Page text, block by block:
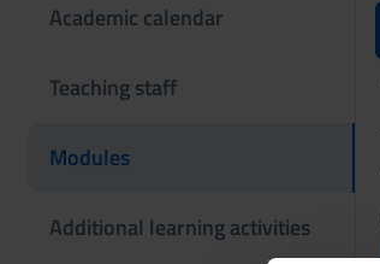
Academic calendar
Teaching staff
Modules
Additional learning activities